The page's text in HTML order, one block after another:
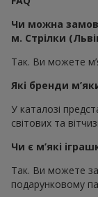
Чи можна
м. Стрілки
Так. Ви можете
Які бренди
У каталозі
світових та
Чи є м’які
Так. Ви можете
подарунковому